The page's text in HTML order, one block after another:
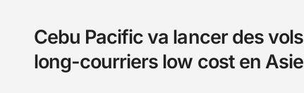
Cebu Pacific va lancer des vols
long-courriers low cost en Asie